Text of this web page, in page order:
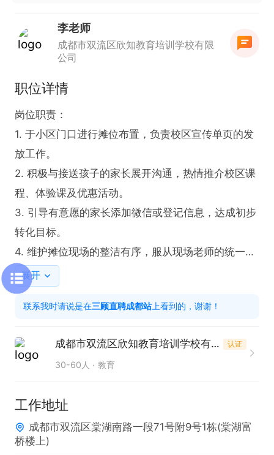
李老师
成都市双流区欣知教育培训学校有限
公司
职位详情
岗位职责：
1. 于小区门口进行摊位布置，负责校区宣传单页的发
放工作。
2. 积极与接送孩子的家长展开沟通，热情推介校区课
程、体验课及优惠活动。
3. 引导有意愿的家长添加微信或登记信息，达成初步
转化目标。
4. 维护摊位现场的整洁有序，服从现场老师的统一安
排调度。
任职要求：
出众，不惧与陌生人交往。
2. 工作认真负责，杜绝消极怠工，确保任务能够善始
3. 有无相关经验均可，若有地推或招生经验则更为有
利，会有专人指导。
展开
联系我时请说是在三顾直聘成都站上看到的，谢谢！
成都市双流区欣知教育培训学校有限公司 认证
30-60人 教育
工作地址
成都市双流区棠湖南路一段71号附9号1栋(棠湖富
桥楼上)